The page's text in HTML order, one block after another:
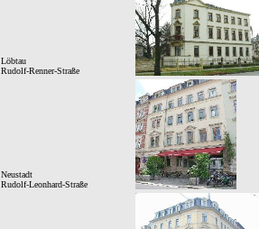
Löbtau
Rudolf-Renner-Straße
Neustadt
Rudolf-Leonhard-Straße